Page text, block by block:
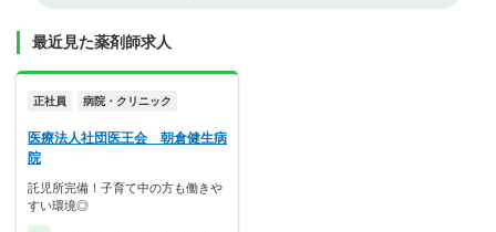
最近見た薬剤師求人
正社員 病院・クリニック
医療法人社団医王会 朝倉健生病
院
託児所完備！子育て中の方も働きや
すい環境◎